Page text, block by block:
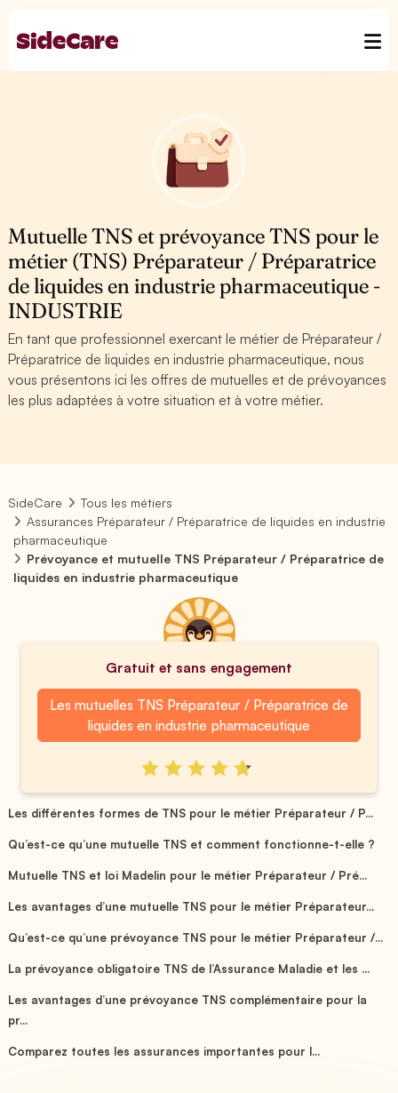
Mutuelle TNS et prévoyance TNS pour le
métier (TNS) Préparateur / Préparatrice
de liquides en industrie pharmaceutique -
INDUSTRIE
En tant que professionnel exercant le métier de Préparateur /
Préparatrice de liquides en industrie pharmaceutique, nous
vous présentons ici les offres de mutuelles et de prévoyances
les plus adaptées à votre situation et à votre métier.
SideCare
Tous les métiers
Assurances Préparateur / Préparatrice de liquides en industrie
pharmaceutique
Prévoyance et mutuelle TNS Préparateur / Préparatrice de
liquides en industrie pharmaceutique
Gratuit et sans engagement
Les mutuelles TNS Préparateur / Préparatrice de
liquides en industrie pharmaceutique
Les différentes formes de TNS pour le métier Préparateur / P...
Qu’est-ce qu’une mutuelle TNS et comment fonctionne-t-elle ?
Mutuelle TNS et loi Madelin pour le métier Préparateur / Pré...
Les avantages d’une mutuelle TNS pour le métier Préparateur...
Qu’est-ce qu’une prévoyance TNS pour le métier Préparateur /...
La prévoyance obligatoire TNS de l’Assurance Maladie et les ...
Les avantages d’une prévoyance TNS complémentaire pour la
pr...
Comparez toutes les assurances importantes pour l...